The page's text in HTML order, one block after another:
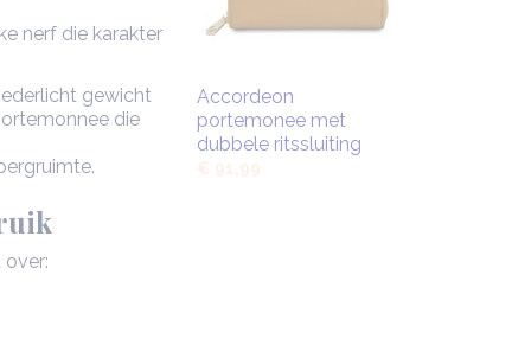
nerf die karakter
gewicht
die
Accordeon
portemonee met
dubbele ritssluiting
€ 91,99